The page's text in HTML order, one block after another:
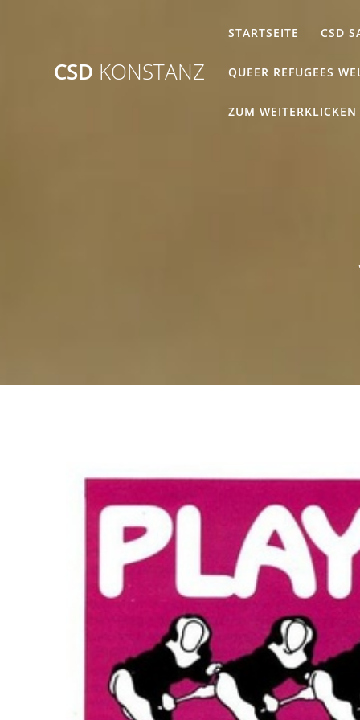
CSD KONSTANZ
STARTSEITE CSD
QUEER REFUGEES
ZUM WEITERKLICKEN